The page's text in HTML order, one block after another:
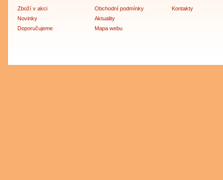
Zboží v akci
Novinky
Doporučujeme
Obchodní podmínky
Aktuality
Mapa webu
Kontakty